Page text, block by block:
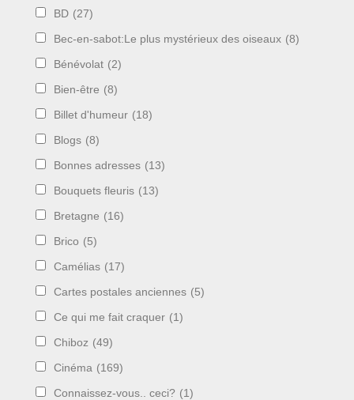
BD (27)
Bec-en-sabot:Le plus mystérieux des oiseaux (8)
Bénévolat (2)
Bien-être (8)
Billet d'humeur (18)
Blogs (8)
Bonnes adresses (13)
Bouquets fleuris (13)
Bretagne (16)
Brico (5)
Camélias (17)
Cartes postales anciennes (5)
Ce qui me fait craquer (1)
Chiboz (49)
Cinéma (169)
Connaissez-vous.. ceci? (1)